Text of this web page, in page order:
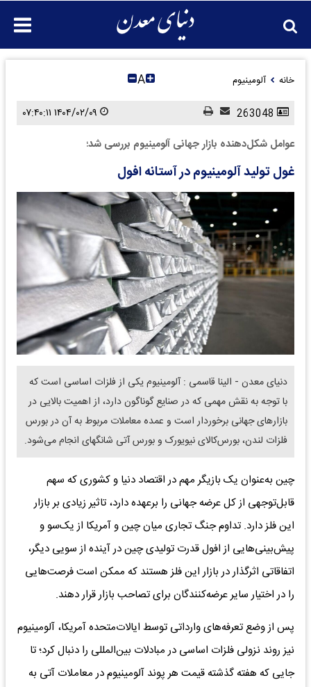
خانه آلومینیوم A
عوامل شکل‌‌‌دهنده بازار جهانی آلومینیوم بررسی شد؛
غول تولید آلومینیوم در آستانه افول
دنیای معدن - الینا قاسمی : آلومینیوم یکی از فلزات اساسی است که
با توجه به نقش مهمی که در صنایع گوناگون دارد، از اهمیت بالایی در
بازارهای جهانی برخوردار است و عمده معاملات مربوط به آن در بورس
فلزات لندن، بورس‌کالای نیویورک و بورس آتی شانگهای انجام می‌شود.
چین به‌‌‌عنوان یک بازیگر مهم در اقتصاد دنیا و کشوری که سهم
قابل‌توجهی از کل عرضه جهانی را برعهده دارد، تاثیر زیادی بر بازار
این فلز دارد. تداوم جنگ تجاری میان چین و آمریکا از یک‌‌‌سو و
پیش‌بینی‌‌‌هایی از افول قدرت تولیدی چین در آینده از سویی دیگر،
اتفاقاتی اثرگذار در بازار این فلز هستند که ممکن است فرصت‌‌‌هایی
را در اختیار سایر عرضه‌‌‌کنندگان برای تصاحب بازار قرار دهند.
پس از وضع تعرفه‌‌‌های وارداتی توسط ایالات‌متحده آمریکا، آلومینیوم
نیز روند نزولی فلزات اساسی در مبادلات بین‌المللی را دنبال کرد؛ تا
جایی که هفته گذشته قیمت هر پوند آلومینیوم در معاملات آتی به